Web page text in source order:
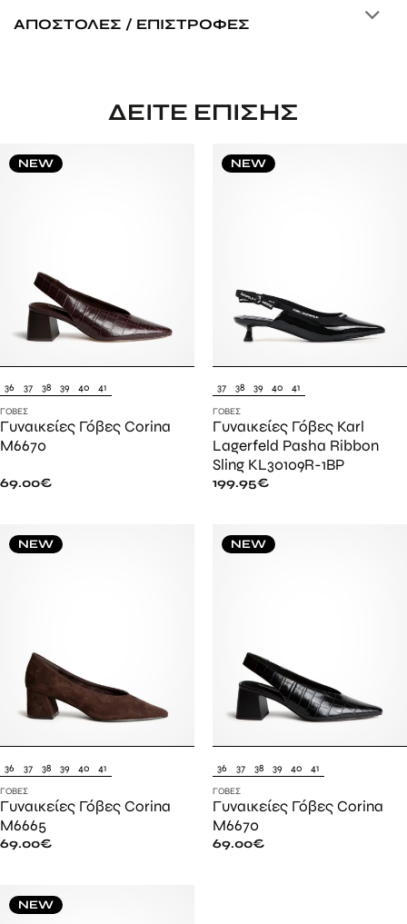
ΑΠΟΣΤΟΛΈΣ / ΕΠΙΣΤΡΟΦΈΣ
ΔΕΊΤΕ ΕΠΊΣΗΣ
NEW
36 37 38 39 40 41
ΓΌΒΕΣ
Γυναικείες Γόβες Corina
M6670
69.00€
NEW
37 38 39 40 41
ΓΌΒΕΣ
Γυναικείες Γόβες Karl
Lagerfeld Pasha Ribbon
Sling KL30109R-1BP
199.95€
NEW
36 37 38 39 40 41
ΓΌΒΕΣ
Γυναικείες Γόβες Corina
M6665
69.00€
NEW
36 37 38 39 40 41
ΓΌΒΕΣ
Γυναικείες Γόβες Corina
M6670
69.00€
NEW